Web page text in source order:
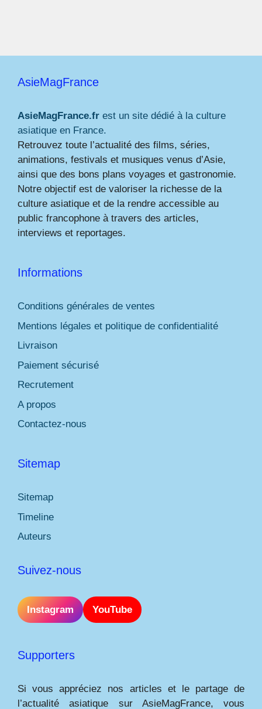
AsieMagFrance
AsieMagFrance.fr est un site dédié à la culture
asiatique en France.
Retrouvez toute l’actualité des films, séries,
animations, festivals et musiques venus d’Asie,
ainsi que des bons plans voyages et gastronomie.
Notre objectif est de valoriser la richesse de la
culture asiatique et de la rendre accessible au
public francophone à travers des articles,
interviews et reportages.
Informations
Conditions générales de ventes
Mentions légales et politique de confidentialité
Livraison
Paiement sécurisé
Recrutement
A propos
Contactez-nous
Sitemap
Sitemap
Timeline
Auteurs
Suivez-nous
Instagram YouTube
Supporters
Si vous appréciez nos articles et le partage de
l’actualité asiatique sur AsieMagFrance, vous